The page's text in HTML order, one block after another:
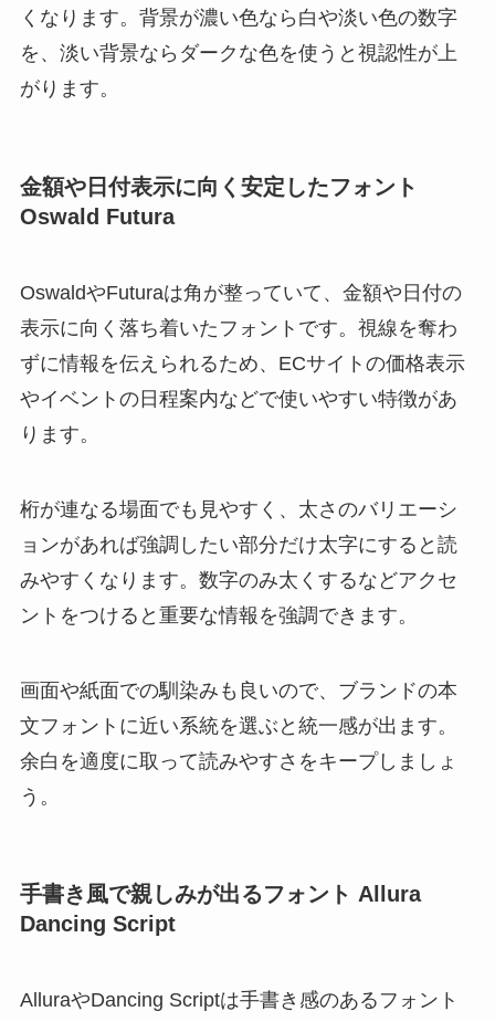
くなります。背景が濃い色なら白や淡い色の数字
を、淡い背景ならダークな色を使うと視認性が上
がります。
金額や日付表示に向く安定したフォント
Oswald Futura
OswaldやFuturaは角が整っていて、金額や日付の
表示に向く落ち着いたフォントです。視線を奪わ
ずに情報を伝えられるため、ECサイトの価格表示
やイベントの日程案内などで使いやすい特徴があ
ります。
桁が連なる場面でも見やすく、太さのバリエーシ
ョンがあれば強調したい部分だけ太字にすると読
みやすくなります。数字のみ太くするなどアクセ
ントをつけると重要な情報を強調できます。
画面や紙面での馴染みも良いので、ブランドの本
文フォントに近い系統を選ぶと統一感が出ます。
余白を適度に取って読みやすさをキープしましょ
う。
手書き風で親しみが出るフォント Allura
Dancing Script
AlluraやDancing Scriptは手書き感のあるフォント